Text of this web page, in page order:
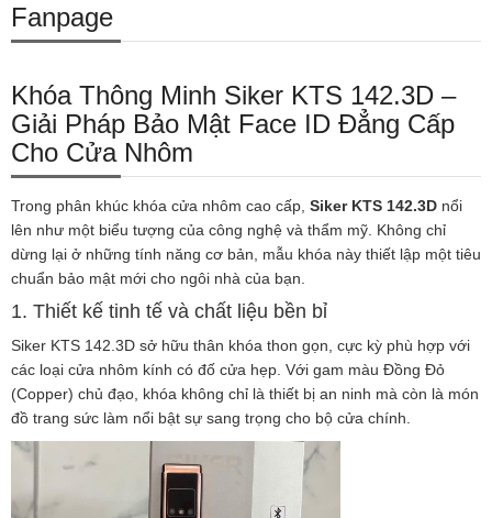
Fanpage
Khóa Thông Minh Siker KTS 142.3D –
Giải Pháp Bảo Mật Face ID Đẳng Cấp
Cho Cửa Nhôm
Trong phân khúc khóa cửa nhôm cao cấp, Siker KTS 142.3D nổi
lên như một biểu tượng của công nghệ và thẩm mỹ. Không chỉ
dừng lại ở những tính năng cơ bản, mẫu khóa này thiết lập một tiêu
chuẩn bảo mật mới cho ngôi nhà của bạn.
1. Thiết kế tinh tế và chất liệu bền bỉ
Siker KTS 142.3D sở hữu thân khóa thon gọn, cực kỳ phù hợp với
các loại cửa nhôm kính có đố cửa hẹp. Với gam màu Đồng Đỏ
(Copper) chủ đạo, khóa không chỉ là thiết bị an ninh mà còn là món
đồ trang sức làm nổi bật sự sang trọng cho bộ cửa chính.